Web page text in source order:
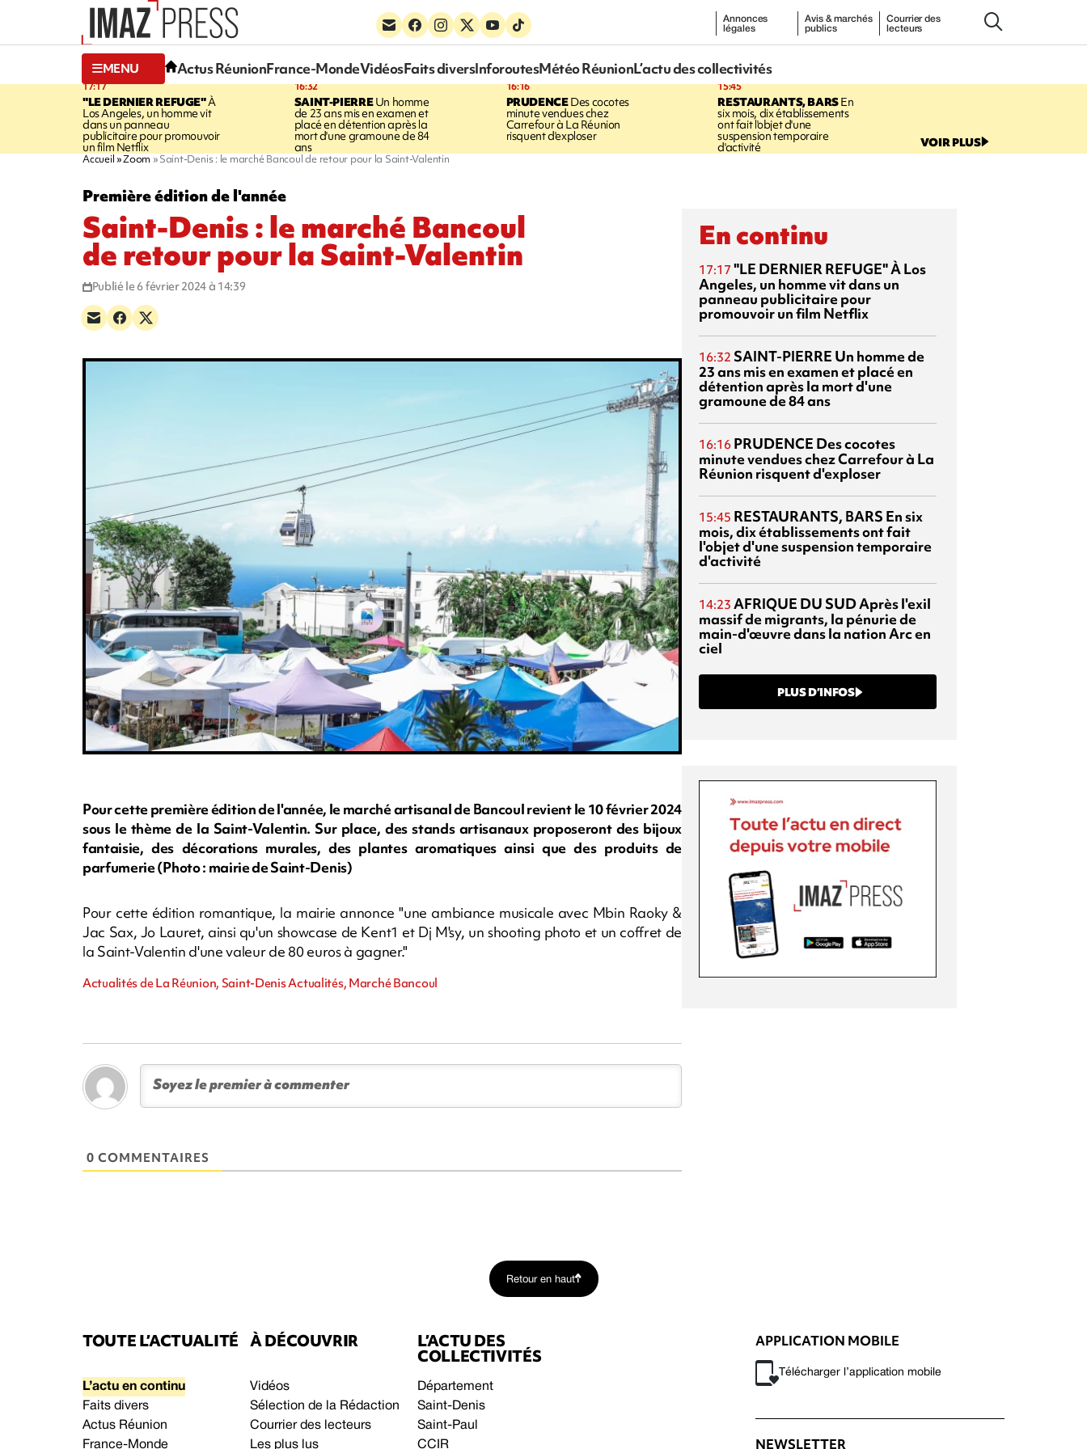
Annonces
légales
Avis & marchés
publics
Courrier des
lecteurs
MENU Actus RéunionFrance-MondeVidéosFaits diversInforoutesMétéo RéunionL’actu des collectivités
17:17
"LE DERNIER REFUGE"À
Los Angeles, un homme vit
dans un panneau
publicitaire pour promouvoir
un film Netflix
16:32
SAINT-PIERREUn homme
de 23 ans mis en examen et
placé en détention après la
mort d'une gramoune de 84
ans
16:16
PRUDENCEDes cocotes
minute vendues chez
Carrefour à La Réunion
risquent d'exploser
15:45
RESTAURANTS, BARSEn
six mois, dix établissements
ont fait l'objet d'une
suspension temporaire
d'activité VOIR PLUS
Accueil Zoom Saint-Denis : le marché Bancoul de retour pour la Saint-Valentin
Première édition de l'année
Saint-Denis : le marché Bancoul
de retour pour la Saint-Valentin
Publié le 6 février 2024 à 14:39
Pour cette première édition de l'année, le marché artisanal de Bancoul revient le 10 février 2024
sous le thème de la Saint-Valentin. Sur place, des stands artisanaux proposeront des bijoux
fantaisie, des décorations murales, des plantes aromatiques ainsi que des produits de
parfumerie (Photo : mairie de Saint-Denis)
Pour cette édition romantique, la mairie annonce "une ambiance musicale avec Mbin Raoky &
Jac Sax, Jo Lauret, ainsi qu'un showcase de Kent1 et Dj M'sy, un shooting photo et un coffret de
la Saint-Valentin d'une valeur de 80 euros à gagner."
Actualités de La Réunion, Saint-Denis Actualités, Marché Bancoul
0 COMMENTAIRES
En continu
17:17 "LE DERNIER REFUGE"À Los
Angeles, un homme vit dans un
panneau publicitaire pour
promouvoir un film Netflix
16:32 SAINT-PIERRE Un homme de
23 ans mis en examen et placé en
détention après la mort d'une
gramoune de 84 ans
16:16 PRUDENCE Des cocotes
minute vendues chez Carrefour à La
Réunion risquent d'exploser
15:45 RESTAURANTS, BARS En six
mois, dix établissements ont fait
l'objet d'une suspension temporaire
d'activité
14:23 AFRIQUE DU SUDAprès l'exil
massif de migrants, la pénurie de
main-d'œuvre dans la nation Arc en
ciel
PLUS D’INFOS
Retour en haut
TOUTE L’ACTUALITÉ
L’actu en continu
Faits divers
Actus Réunion
France-Monde
À DÉCOUVRIR
Vidéos
Sélection de la Rédaction
Courrier des lecteurs
Les plus lus
L’ACTU DES
COLLECTIVITÉS
Département
Saint-Denis
Saint-Paul
CCIR
APPLICATION MOBILE
Télécharger l’application mobile
NEWSLETTER